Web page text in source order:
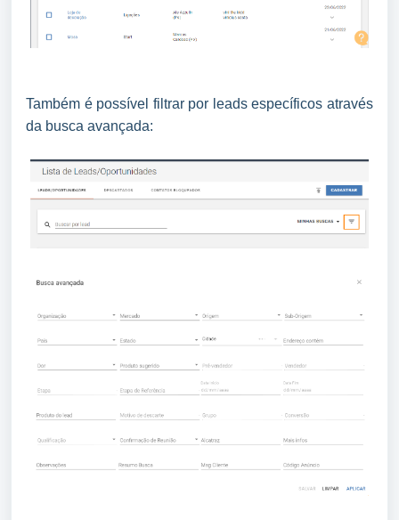
Também é possível filtrar por leads específicos através
da busca avançada: